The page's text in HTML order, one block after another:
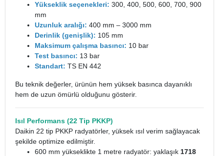
Yükseklik seçenekleri: 300, 400, 500, 600, 700, 900
mm
Uzunluk aralığı: 400 mm – 3000 mm
Derinlik (genişlik): 105 mm
Maksimum çalışma basıncı: 10 bar
Test basıncı: 13 bar
Standart: TS EN 442
Bu teknik değerler, ürünün hem yüksek basınca dayanıklı
hem de uzun ömürlü olduğunu gösterir.
Isıl Performans (22 Tip PKKP)
Daikin 22 tip PKKP radyatörler, yüksek ısıl verim sağlayacak
şekilde optimize edilmiştir.
600 mm yükseklikte 1 metre radyatör: yaklaşık 1718